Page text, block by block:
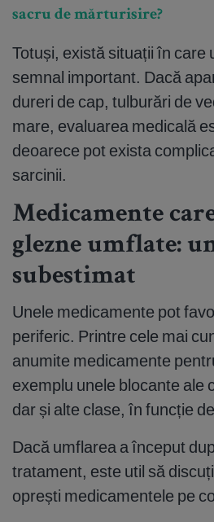
sacru de mărturisire?
Totuși, există situații în care
semnal important. Dacă
dureri de cap, tulburări de
mare, evaluarea medicală
deoarece pot exista
sarcinii.
Medicamente
glezne umflate:
subestimat
Unele medicamente pot
periferic. Printre cele mai
anumite medicamente
exemplu unele blocante ale
dar și alte clase, în funcție
Dacă umflarea a început
tratament, este util să
oprești medicamentele pe